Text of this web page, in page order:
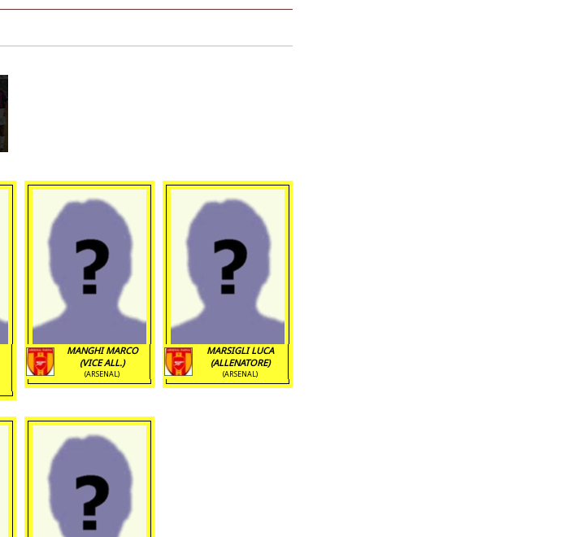
MANGHI MARCO
(VICE ALL.)
(ARSENAL)
MARSIGLI LUCA
(ALLENATORE)
(ARSENAL)